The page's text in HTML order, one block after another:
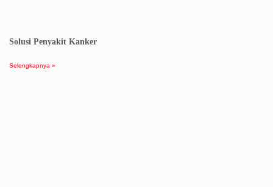
Solusi Penyakit Kanker
Selengkapnya »